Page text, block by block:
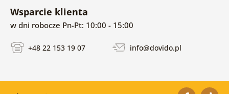
Wsparcie klienta
w dni robocze Pn-Pt: 10:00 - 15:00
+48 22 153 19 07 info@dovido.pl